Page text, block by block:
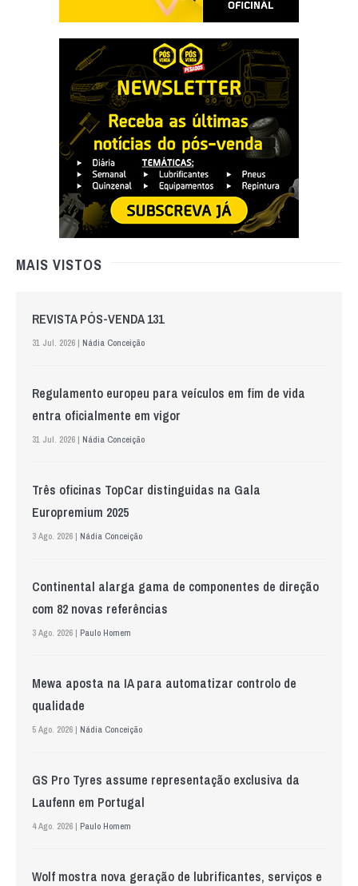
MAIS VISTOS
REVISTA PÓS-VENDA 131
31 Jul. 2026 | Nádia Conceição
Regulamento europeu para veículos em fim de vida
entra oficialmente em vigor
31 Jul. 2026 | Nádia Conceição
Três oficinas TopCar distinguidas na Gala
Europremium 2025
3 Ago. 2026 | Nádia Conceição
Continental alarga gama de componentes de direção
com 82 novas referências
3 Ago. 2026 | Paulo Homem
Mewa aposta na IA para automatizar controlo de
qualidade
5 Ago. 2026 | Nádia Conceição
GS Pro Tyres assume representação exclusiva da
Laufenn em Portugal
4 Ago. 2026 | Paulo Homem
Wolf mostra nova geração de lubrificantes, serviços e